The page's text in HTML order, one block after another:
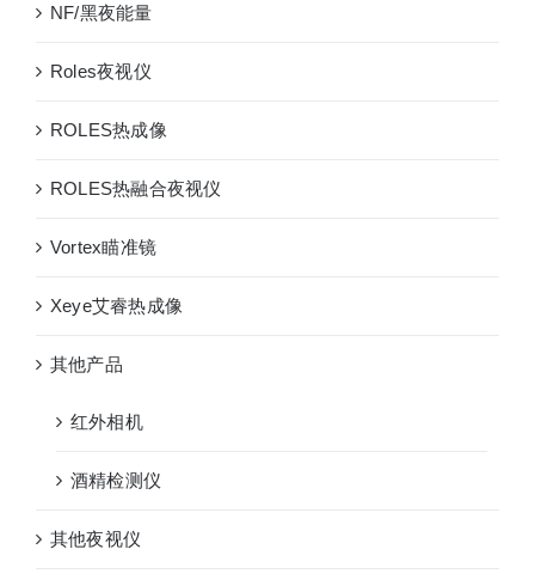
NF/黑夜能量
Roles夜视仪
ROLES热成像
ROLES热融合夜视仪
Vortex瞄准镜
Xeye艾睿热成像
其他产品
红外相机
酒精检测仪
其他夜视仪